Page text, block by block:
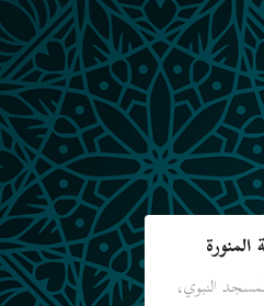
النبوي،